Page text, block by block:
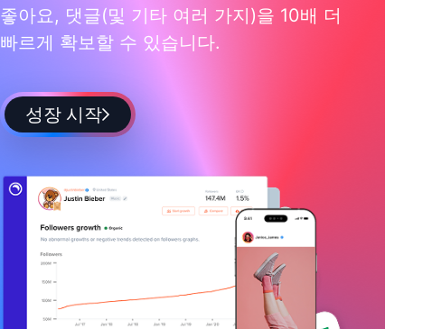
좋아요, 댓글(및 기타 여러 가지)을 10배 더
빠르게 확보할 수 있습니다.
성장 시작